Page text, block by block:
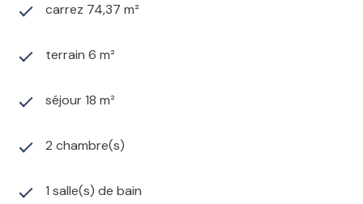
carrez 74,37 m²
terrain 6 m²
séjour 18 m²
2 chambre(s)
1 salle(s) de bain